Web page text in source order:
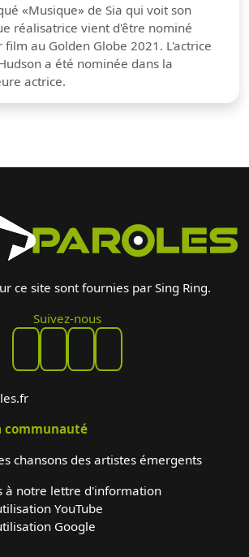
«Musique» de Sia qui voit son
réalisatrice vient d'être nominé
au Golden Globe 2021. L'actrice
a été nominée dans la
actrice.
ce site sont fournies par Sing Ring.
Suivez-nous
communauté
chansons des artistes émergents
à notre lettre d'information
YouTube
Google